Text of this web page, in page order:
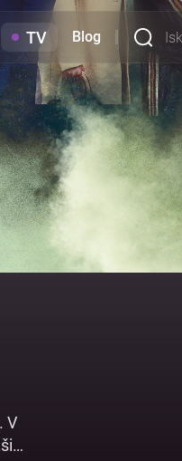
TV Blog
V